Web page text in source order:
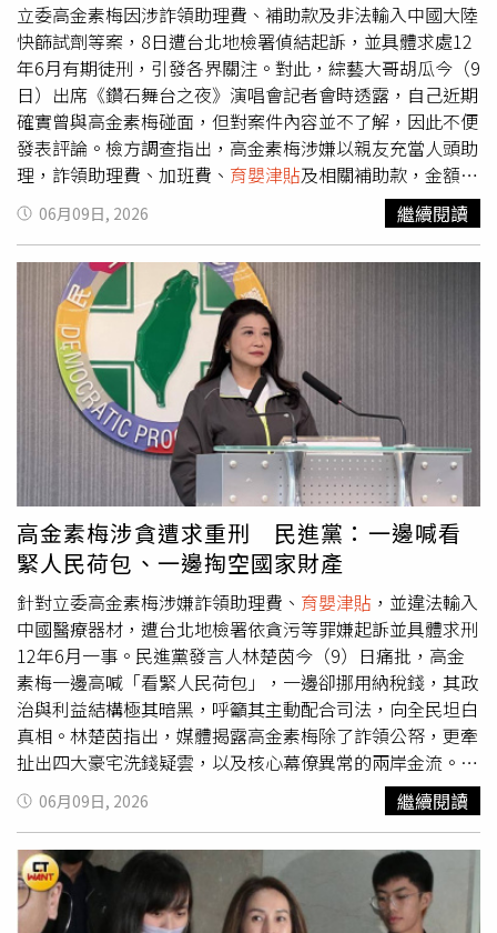
立委高金素梅因涉詐領助理費、補助款及非法輸入中國大陸
快篩試劑等案，8日遭台北地檢署偵結起訴，並具體求處12
年6月有期徒刑，引發各界關注。對此，綜藝大哥胡瓜今（9
日）出席《鑽石舞台之夜》演唱會記者會時透露，自己近期
確實曾與高金素梅碰面，但對案件內容並不了解，因此不便
發表評論。檢方調查指出，高金素梅涉嫌以親友充當人頭助
理，詐領助理費、加班費、 育嬰津貼及相關補助款，金額超
過787萬元；此外，她另涉非法自中國大陸無償輸入7萬
4400劑快篩試劑。除高金素梅本人遭起訴外，其弟妹、助
理等共26人，也一併遭依《貪污治罪條例》等罪嫌起訴。小
禎（右起）將加入胡瓜《鑽石舞台之夜》演唱會主持陣容，
父女同台精彩可期。（圖／侯世駿攝）面對媒體詢問高金素
梅近況，胡瓜坦言兩人認識多年，最近確實有碰過面，「因
為是有某些朋友商會裡面見面吃飯會碰到，朋友的朋友」。
不過他強調，雙方只是一般聚會交流，並未特別談及其他事
情，因此對司法案件的發展並不清楚，也沒有進一步了解相
關細節。此外，胡瓜發起、領軍主持的《鑽石舞台之夜》演
唱會，3月在北流的掌聲還未散去，但為了讓更多觀眾重回
「一家人守著電視、一起聽歌」的年代，9月26、27日《鑽
石舞台之夜》的公益列車將開進台北國際會議中心，舉辦中
秋團圓限定場演唱會，兩天分別由洪榮宏、巫啟賢擔任壓
軸；主持群除了胡瓜和康康、歐弟、賴慧如之外，小禎也將
加入，父女同台精彩可期，門票6月10日下午1點起在年代
售票系統開賣。
06月09日, 2026 繼續閱讀
高金素梅涉貪遭求重刑 民進黨：一邊喊看
緊人民荷包、一邊掏空國家財產
針對立委高金素梅涉嫌詐領助理費、 育嬰津貼 ，並違法輸入
中國醫療器材，遭台北地檢署依貪污等罪嫌起訴並具體求刑
12年6月一事。民進黨發言人林楚茵今（9）日痛批，高金
素梅一邊高喊「看緊人民荷包」，一邊卻挪用納稅錢，其政
治與利益結構極其暗黑，呼籲其主動配合司法，向全民坦白
真相。林楚茵指出，媒體揭露高金素梅除了詐領公帑，更牽
扯出四大豪宅洗錢疑雲，以及核心幕僚異常的兩岸金流。這
起醜聞讓外界看清高金素梅、國民黨立院總召傅崐萁，與中
國對台統戰勢力間，暗黑的政治與利益共生結構。林楚茵續
指，高金素梅自馬政府時代起，就被國安單位質疑是中國資
源滲透原鄉的「代理窗口」；如今涉貪風暴全面炸裂，暴露
出她一邊在台灣高喊「我們習近平」、甘願接受對岸統戰資
源，一邊卻涉嫌挪用台灣人民納稅錢的醜陋真相。林楚茵表
06月09日, 2026 繼續閱讀